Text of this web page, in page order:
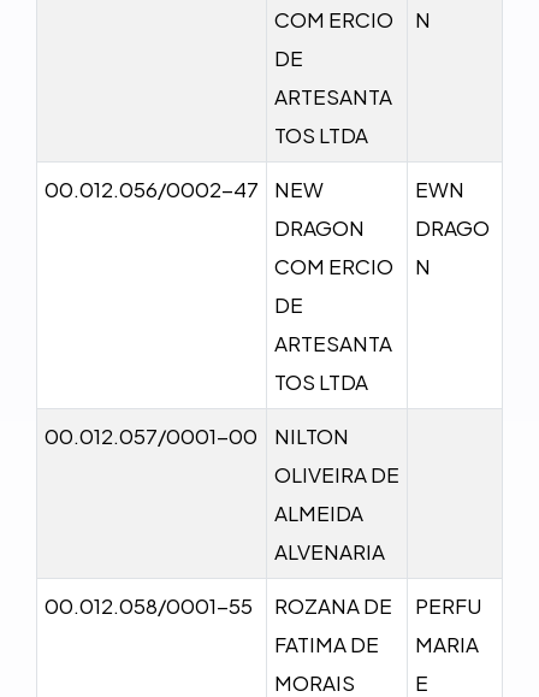
COM ERCIO
DE
ARTESANTA
TOS LTDA
N
00.012.056/0002-47
NEW
DRAGON
COM ERCIO
DE
ARTESANTA
TOS LTDA
EWN
DRAGO
N
00.012.057/0001-00
NILTON
OLIVEIRA DE
ALMEIDA
ALVENARIA
00.012.058/0001-55
ROZANA DE
FATIMA DE
MORAIS
PERFU
MARIA
E